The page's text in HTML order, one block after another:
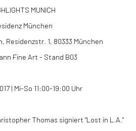
MUNICH
München
Residenzstr. 1, 80333 München
Fine Art - Stand B03
| Mi-So 11:00-19:00 Uhr
Thomas signiert "Lost in L.A."